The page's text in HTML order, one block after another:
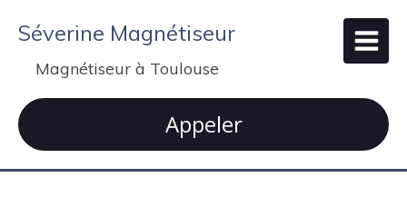
Séverine Magnétiseur
Magnétiseur à Toulouse
Appeler